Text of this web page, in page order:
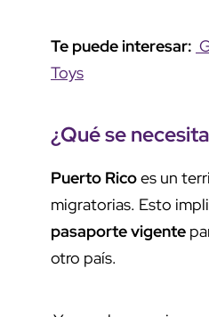
Te puede interesar:
Toys
¿Qué se
Puerto Ricoes un
migratorias. Esto
pasaporte vigente
otro país.